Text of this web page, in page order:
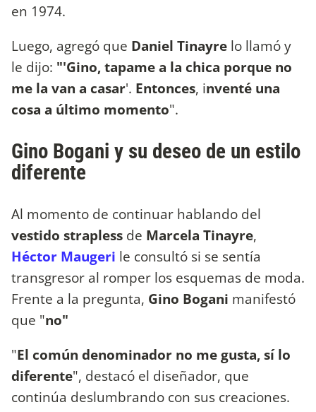
en 1974.
Luego, agregó que Daniel Tinayre lo llamó y
le dijo: "'Gino, tapame a la chica porque no
me la van a casar'. Entonces, inventé una
cosa a último momento".
Gino Bogani y su deseo de un estilo
diferente
Al momento de continuar hablando del
vestido strapless de Marcela Tinayre,
Héctor Maugeri le consultó si se sentía
transgresor al romper los esquemas de moda.
Frente a la pregunta, Gino Bogani manifestó
que "no"
"El común denominador no me gusta, sí lo
diferente", destacó el diseñador, que
continúa deslumbrando con sus creaciones.